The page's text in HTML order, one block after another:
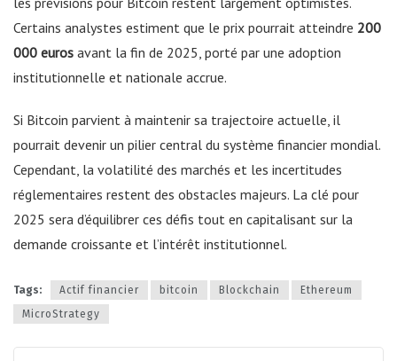
Certains analystes estiment que le prix pourrait atteindre 200
000 euros avant la fin de 2025, porté par une adoption
institutionnelle et nationale accrue.
Si Bitcoin parvient à maintenir sa trajectoire actuelle, il
pourrait devenir un pilier central du système financier mondial.
Cependant, la volatilité des marchés et les incertitudes
réglementaires restent des obstacles majeurs. La clé pour
2025 sera d’équilibrer ces défis tout en capitalisant sur la
demande croissante et l’intérêt institutionnel.
Tags: Actif financier bitcoin Blockchain
Ethereum
MicroStrategy